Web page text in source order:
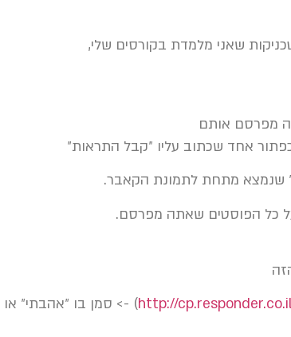
שאני מלמדת בקורסים שלי,
מפרסם אותם
אחד שכתוב עליו ״קבל התראות״
שנמצא מתחת לתמונת הקאבר.
כל הפוסטים שאתה מפרסם.
http://